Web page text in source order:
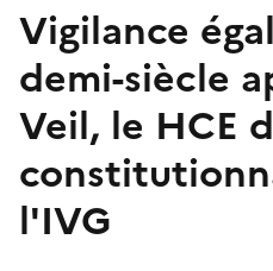
Vigilance
demi-siècle
Veil, le HCE
l'IVG